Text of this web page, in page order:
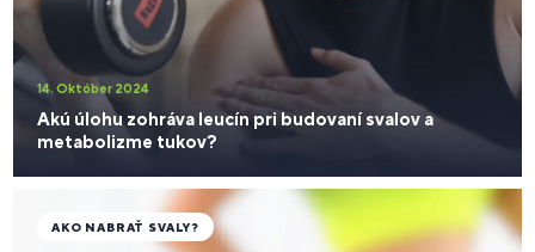
14. Október 2024
Akú úlohu zohráva leucín pri budovaní svalov a
metabolizme tukov?
AKO NABRAŤ SVALY?